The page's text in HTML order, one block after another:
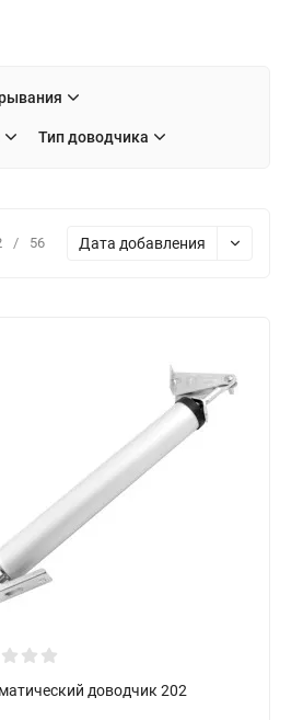
Тип доводчика
/ 56 Дата добавления
доводчик 202